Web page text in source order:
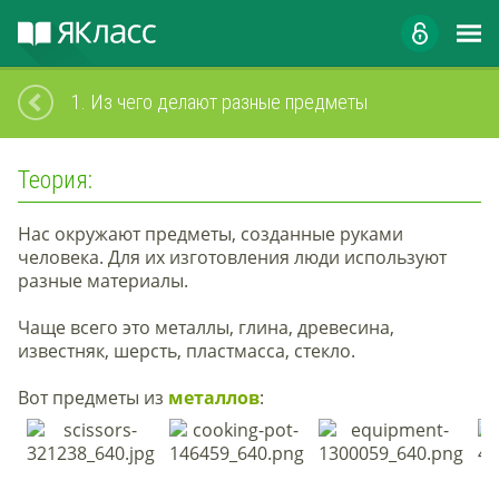
1. Из чего делают разные предметы
Теория:
Нас окружают предметы, созданные руками
человека. Для их изготовления люди используют
разные материалы.
Чаще всего это металлы, глина, древесина,
известняк, шерсть, пластмасса, стекло.
Вот предметы из металлов: